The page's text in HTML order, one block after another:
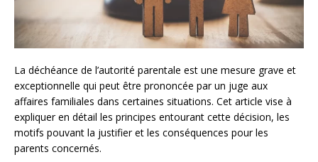
La déchéance de l’autorité parentale est une mesure grave et
exceptionnelle qui peut être prononcée par un juge aux
affaires familiales dans certaines situations. Cet article vise à
expliquer en détail les principes entourant cette décision, les
motifs pouvant la justifier et les conséquences pour les
parents concernés.